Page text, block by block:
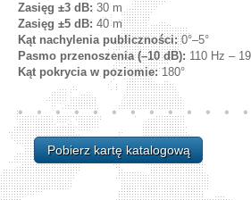
Zasięg ±3 dB: 30 m
Zasięg ±5 dB: 40 m
Kąt nachylenia publiczności:0°–5°
Pasmo przenoszenia (–10 dB): 110 Hz –
Kąt pokrycia w poziomie:180°
Pobierz kartę katalogową